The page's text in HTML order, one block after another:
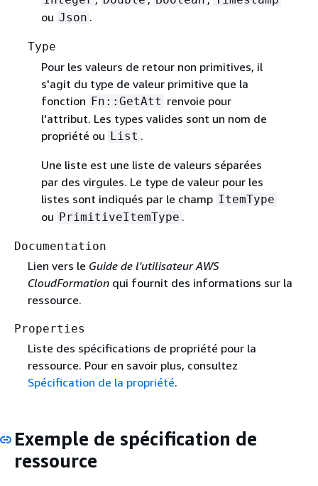
ou Json .
Type
Pour les valeurs de retour non primitives, il
s'agit du type de valeur primitive que la
fonction Fn::GetAtt renvoie pour
l'attribut. Les types valides sont un nom de
propriété ou List .
Une liste est une liste de valeurs séparées
par des virgules. Le type de valeur pour les
listes sont indiqués par le champ ItemType
ou PrimitiveItemType .
Documentation
Lien vers le Guide de l'utilisateur AWS
CloudFormation qui fournit des informations sur la
ressource.
Properties
Liste des spécifications de propriété pour la
ressource. Pour en savoir plus, consultez
Spécification de la propriété.
Exemple de spécification de
ressource